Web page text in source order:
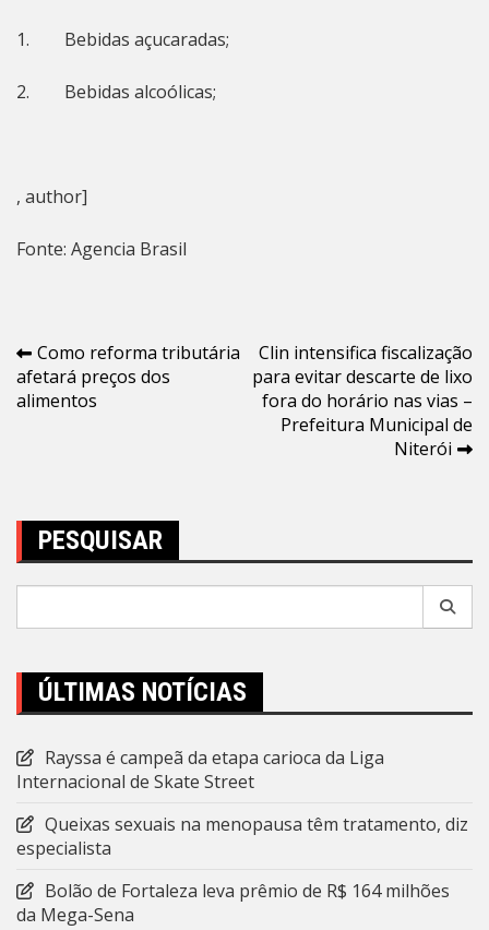
1. Bebidas açucaradas;
2. Bebidas alcoólicas;
, author]
Fonte: Agencia Brasil
Navegação
de
Como reforma tributária
afetará preços dos
alimentos
Clin intensifica fiscalização
para evitar descarte de lixo
fora do horário nas vias –
Prefeitura Municipal de
Niterói
PESQUISAR
ÚLTIMAS NOTÍCIAS
Rayssa é campeã da etapa carioca da Liga
Internacional de Skate Street
Queixas sexuais na menopausa têm tratamento, diz
especialista
Bolão de Fortaleza leva prêmio de R$ 164 milhões
da Mega-Sena